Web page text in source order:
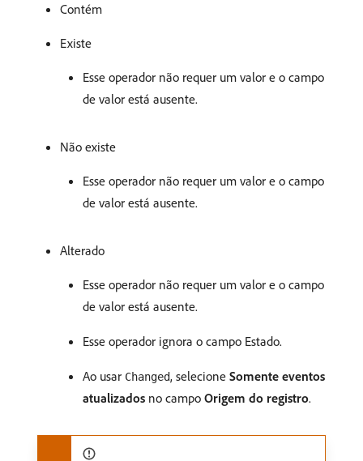
Contém
Existe
Esse operador não requer um valor e o campo
de valor está ausente.
Não existe
Esse operador não requer um valor e o campo
de valor está ausente.
Alterado
Esse operador não requer um valor e o campo
de valor está ausente.
Esse operador ignora o campo Estado.
Ao usar Changed, selecione Somente eventos
atualizados no campo Origem do registro.